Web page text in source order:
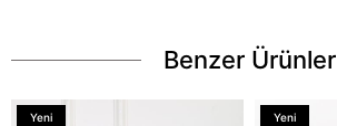
Benzer Ürünler
Yeni
Yeni